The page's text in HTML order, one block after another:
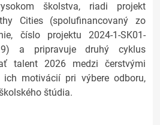
školstva, riadi projekt
Cities (spolufinancovaný zo
číslo projektu 2024-1-SK01-
a pripravuje druhý cyklus
talent 2026 medzi čerstvými
motivácií pri výbere odboru,
štúdia.